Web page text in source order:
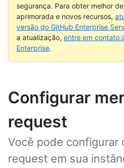
segurança. Para obter melhor
aprimorada e novos recursos,
versão do GitHub Enterprise
a atualização, entre em contato
Enterprise.
Configurar
request
Você pode configurar
request em sua